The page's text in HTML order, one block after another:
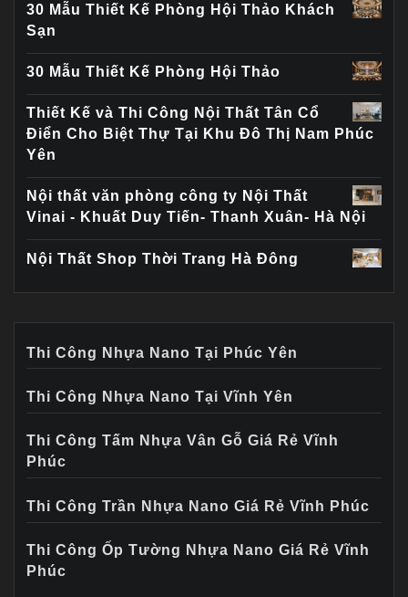
30 Mẫu Thiết Kế Phòng Hội Thảo Khách
Sạn
30 Mẫu Thiết Kế Phòng Hội Thảo
Thiết Kế và Thi Công Nội Thất Tân Cổ
Điển Cho Biệt Thự Tại Khu Đô Thị Nam Phúc
Yên
Nội thất văn phòng công ty Nội Thất
Vinai - Khuất Duy Tiến- Thanh Xuân- Hà Nội
Nội Thất Shop Thời Trang Hà Đông
Thi Công Nhựa Nano Tại Phúc Yên
Thi Công Nhựa Nano Tại Vĩnh Yên
Thi Công Tấm Nhựa Vân Gỗ Giá Rẻ Vĩnh
Phúc
Thi Công Trần Nhựa Nano Giá Rẻ Vĩnh Phúc
Thi Công Ốp Tường Nhựa Nano Giá Rẻ Vĩnh
Phúc